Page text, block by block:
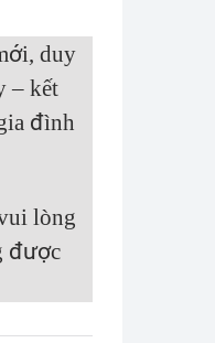
duy
– kết
đình
lòng
được